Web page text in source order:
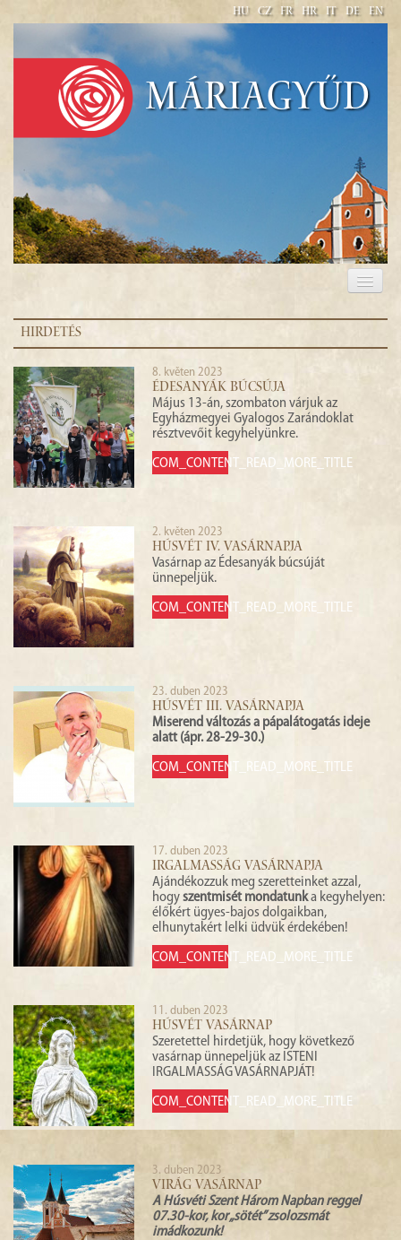
HU CZ FR HR IT DE EN
Máriagyűd
HIRDETÉS
8. květen 2023
ÉDESANYÁK BÚCSÚJA
Május 13-án, szombaton várjuk az
Egyházmegyei Gyalogos Zarándoklat
résztvevőit kegyhelyünkre.
COM_CONTENT_READ_MORE_TITLE
2. květen 2023
HÚSVÉT IV. VASÁRNAPJA
Vasárnap az Édesanyák búcsúját
ünnepeljük.
COM_CONTENT_READ_MORE_TITLE
23. duben 2023
HÚSVÉT III. VASÁRNAPJA
Miserend változás a pápalátogatás ideje
alatt (ápr. 28-29-30.)
COM_CONTENT_READ_MORE_TITLE
17. duben 2023
IRGALMASSÁG VASÁRNAPJA
Ajándékozzuk meg szeretteinket azzal,
hogyszentmisét mondatunka kegyhelyen:
élőkért ügyes-bajos dolgaikban,
elhunytakért lelki üdvük érdekében!
COM_CONTENT_READ_MORE_TITLE
11. duben 2023
HÚSVÉT VASÁRNAP
Szeretettel hirdetjük, hogy következő
vasárnap ünnepeljük az ISTENI
IRGALMASSÁG VASÁRNAPJÁT!
COM_CONTENT_READ_MORE_TITLE
3. duben 2023
VIRÁG VASÁRNAP
A Húsvéti Szent Három Napban reggel
07.30-kor, kor „sötét” zsolozsmát
imádkozunk!